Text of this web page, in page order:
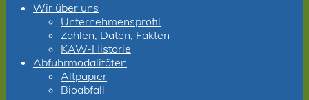
Wir über uns
Unternehmensprofil
Zahlen, Daten, Fakten
KAW-Historie
Abfuhrmodalitäten
Altpapier
Bioabfall